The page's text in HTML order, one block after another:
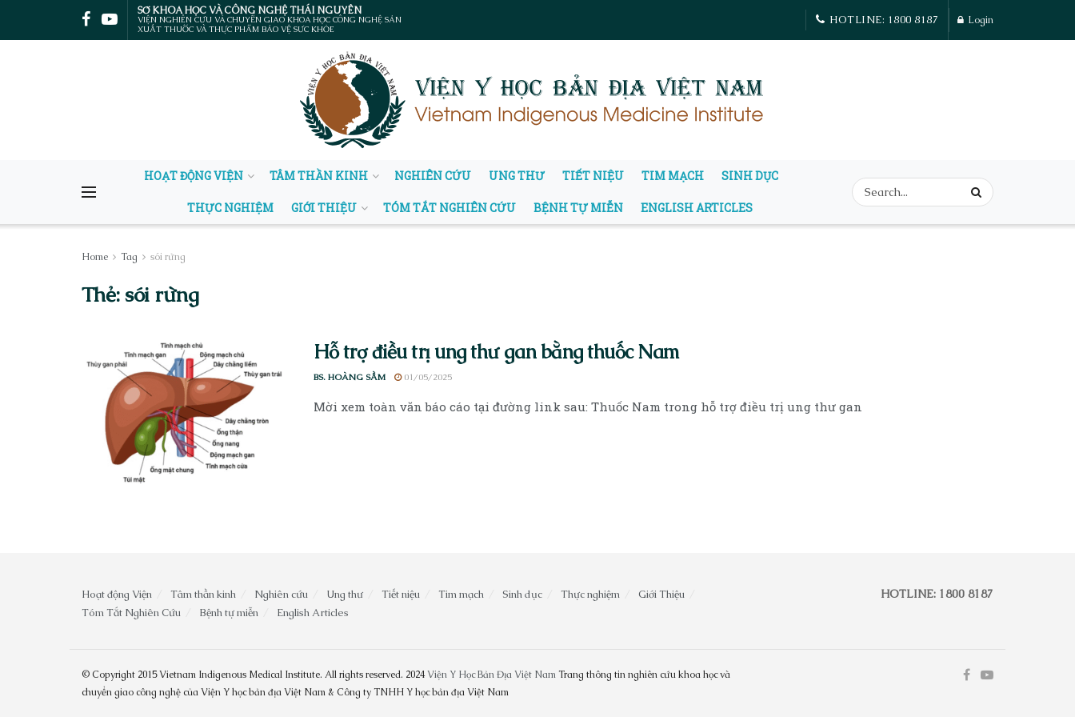
SỞ KHOA HỌC VÀ CÔNG NGHỆ THÁI NGUYÊN
VIỆN NGHIÊN CỨU VÀ CHUYỂN GIAO KHOA HỌC CÔNG NGHỆ SẢN
XUẤT THUỐC VÀ THỰC PHẨM BẢO VỆ SỨC KHỎE
HOTLINE: 1800 8187 Login
HOẠT ĐỘNG VIỆN TÂM THẦN KINH NGHIÊN CỨU UNG THƯ TIẾT NIỆU TIM MẠCH SINH DỤC
THỰC NGHIỆM GIỚI THIỆU TÓM TẮT NGHIÊN CỨU BỆNH TỰ MIỄN ENGLISH ARTICLES
Home Tag sói rừng
Thẻ:sói rừng
Hỗ trợ điều trị ung thư gan bằng thuốc Nam
BS. HOÀNG SẦM 01/05/2025
Mời xem toàn văn báo cáo tại đường link sau: Thuốc Nam trong hỗ trợ điều trị ung thư gan
Hoạt động Viện Tâm thần kinh Nghiên cứu Ung thư Tiết niệu Tim mạch Sinh dục Thực nghiệm
Giới Thiệu
Tóm Tắt Nghiên Cứu
Bệnh tự miễn English Articles
HOTLINE: 1800 8187
© Copyright 2015 Vietnam Indigenous Medical Institute. All rights reserved. 2024Viện Y Học Bản Địa Việt NamTrang thông tin nghiên cứu khoa học và
chuyển giao công nghệ của Viện Y học bản địa Việt Nam & Công ty TNHH Y học bản địa Việt Nam